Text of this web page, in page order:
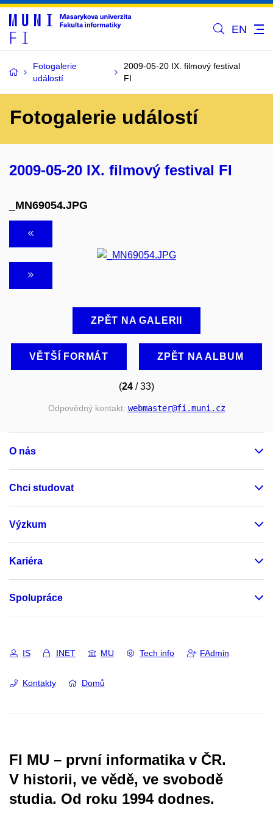
EN
Fotogalerie
událostí
2009-05-20 IX. filmový festival
FI
Fotogalerie událostí
2009-05-20 IX. filmový festival FI
_MN69054.JPG
ZPĚT NA GALERII
VĚTŠÍ FORMÁT ZPĚT NA ALBUM
(24 / 33)
Odpovědný kontakt: webmaster@fi.muni.cz
O nás
Chci studovat
Výzkum
Kariéra
Spolupráce
IS INET MU Tech info FAdmin
Kontakty Domů
FI MU – první informatika v ČR.
V historii, ve vědě, ve svobodě
studia. Od roku 1994 dodnes.